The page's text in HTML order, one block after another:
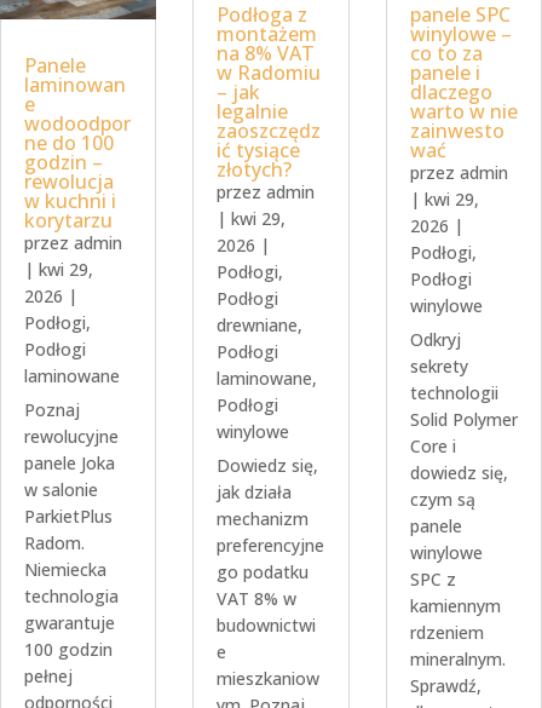
Panele
laminowan
e
wodoodpor
ne do 100
godzin –
rewolucja
w kuchni i
korytarzu
przez admin
| kwi 29,
2026 |
Podłogi,
Podłogi
laminowane
Poznaj
rewolucyjne
panele Joka
w salonie
ParkietPlus
Radom.
Niemiecka
technologia
gwarantuje
100 godzin
pełnej
odporności
Podłoga z
montażem
na 8% VAT
w Radomiu
– jak
legalnie
zaoszczędz
ić tysiące
złotych?
przezadmin
|kwi 29,
2026 |
Podłogi,
Podłogi
drewniane,
Podłogi
laminowane,
Podłogi
winylowe
Dowiedz się,
jak działa
mechanizm
preferencyjne
go podatku
VAT 8% w
budownictwi
e
mieszkaniow
panele SPC
winylowe –
co to za
panele i
dlaczego
warto w nie
zainwesto
wać
przez admin
| kwi 29,
2026 |
Podłogi,
Podłogi
winylowe
Odkryj
sekrety
technologii
Solid Polymer
Core i
dowiedz się,
czym są
panele
winylowe
SPC z
kamiennym
rdzeniem
mineralnym.
Sprawdź,